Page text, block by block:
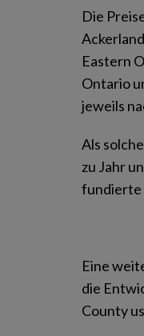
Die
Eastern
Ontario
jeweils
Als
zu Jahr
fundierte
Eine
die
County